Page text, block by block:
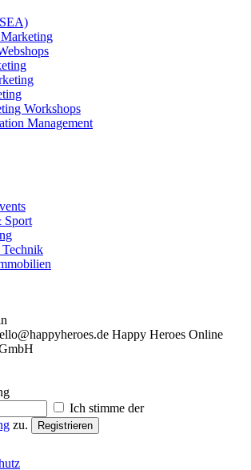
Workshops
Management
Sport
Happy Heroes Online
Ich stimme der
zu. Registrieren